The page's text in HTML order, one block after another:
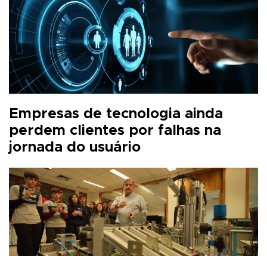
Empresas de tecnologia ainda
perdem clientes por falhas na
jornada do usuário